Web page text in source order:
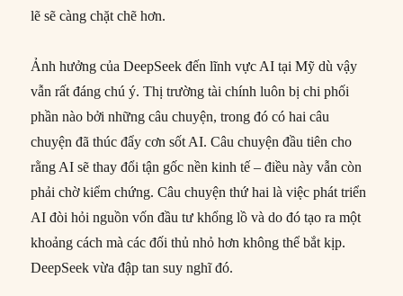
lẽ sẽ càng chặt chẽ hơn.
Ảnh hưởng của DeepSeek đến lĩnh vực AI tại Mỹ dù vậy
vẫn rất đáng chú ý. Thị trường tài chính luôn bị chi phối
phần nào bởi những câu chuyện, trong đó có hai câu
chuyện đã thúc đẩy cơn sốt AI. Câu chuyện đầu tiên cho
rằng AI sẽ thay đổi tận gốc nền kinh tế – điều này vẫn còn
phải chờ kiểm chứng. Câu chuyện thứ hai là việc phát triển
AI đòi hỏi nguồn vốn đầu tư khổng lồ và do đó tạo ra một
khoảng cách mà các đối thủ nhỏ hơn không thể bắt kịp.
DeepSeek vừa đập tan suy nghĩ đó.